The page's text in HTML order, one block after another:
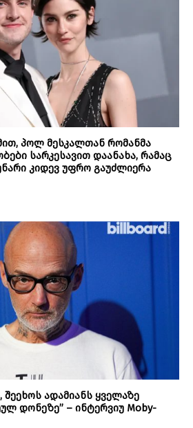
პოლ მესკალთან რომანმა
სარკესავით დაანახა, რამაც
კიდევ უფრო გაუძლიერა
შეეხოს ადამიანს ყველაზე
დონეზე” – ინტერვიუ Moby-